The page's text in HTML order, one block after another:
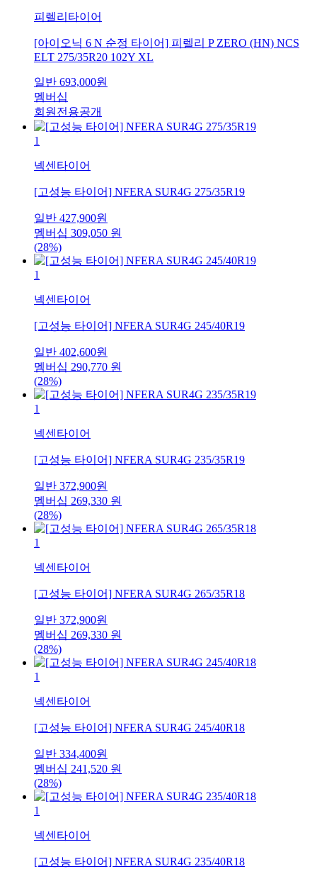
피렐리타이어
[아이오닉 6 N 순정 타이어] 피렐리 P ZERO (HN) NCS
ELT 275/35R20 102Y XL
일반 693,000원
멤버십
회원전용공개
1
넥센타이어
[고성능 타이어] NFERA SUR4G 275/35R19
일반 427,900원
멤버십 309,050 원
(28%)
1
넥센타이어
[고성능 타이어] NFERA SUR4G 245/40R19
일반 402,600원
멤버십 290,770 원
(28%)
1
넥센타이어
[고성능 타이어] NFERA SUR4G 235/35R19
일반 372,900원
멤버십 269,330 원
(28%)
1
넥센타이어
[고성능 타이어] NFERA SUR4G 265/35R18
일반 372,900원
멤버십 269,330 원
(28%)
1
넥센타이어
[고성능 타이어] NFERA SUR4G 245/40R18
일반 334,400원
멤버십 241,520 원
(28%)
1
넥센타이어
[고성능 타이어] NFERA SUR4G 235/40R18